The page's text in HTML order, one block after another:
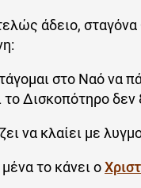
άδειο,
στο Ναό να
το Δισκοπότηρο
να κλαίει με
μένα το κάνει ο